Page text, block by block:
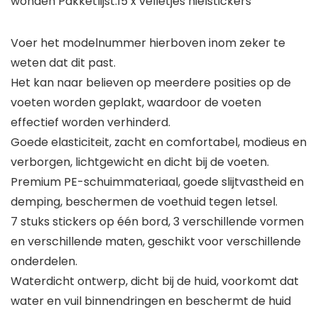
Voer het modelnummer hierboven inom zeker te
weten dat dit past.
Het kan naar believen op meerdere posities op de
voeten worden geplakt, waardoor de voeten
effectief worden verhinderd.
Goede elasticiteit, zacht en comfortabel, modieus en
verborgen, lichtgewicht en dicht bij de voeten.
Premium PE-schuimmateriaal, goede slijtvastheid en
demping, beschermen de voethuid tegen letsel.
7 stuks stickers op één bord, 3 verschillende vormen
en verschillende maten, geschikt voor verschillende
onderdelen.
Waterdicht ontwerp, dicht bij de huid, voorkomt dat
water en vuil binnendringen en beschermt de huid